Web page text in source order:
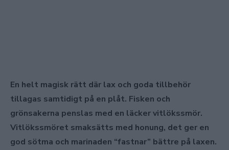
En helt magisk rätt där lax och goda tillbehör
tillagas samtidigt på en plåt. Fisken och
grönsakerna penslas med en läcker vitlökssmör.
Vitlökssmöret smaksätts med honung, det ger en
god sötma och marinaden “fastnar” bättre på laxen.